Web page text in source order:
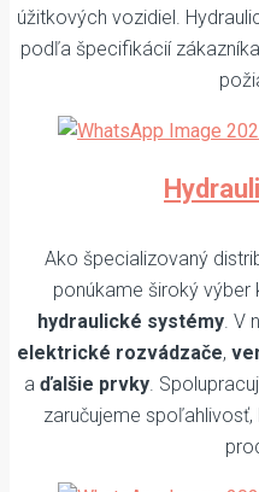
úžitkových vozidiel.
podľa špecifikácií
Ako špecializovaný
ponúkame široký výber
hydraulické systémy. V
elektrické rozvádzače,
a ďalšie prvky.
zaručujeme